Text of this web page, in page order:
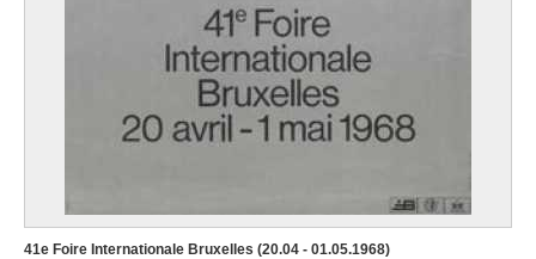
41e Foire Internationale Bruxelles (20.04 - 01.05.1968)